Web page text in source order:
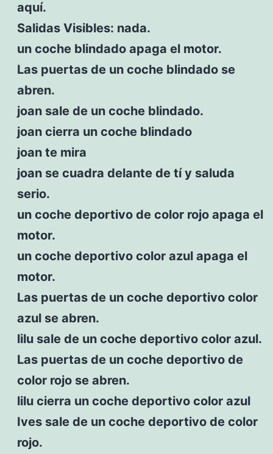
aquí.
Salidas Visibles: nada.
un coche blindado apaga el motor.
Las puertas de un coche blindado se
abren.
joan sale de un coche blindado.
joan cierra un coche blindado
joan te mira
joan se cuadra delante de tí y saluda
serio.
un coche deportivo de color rojo apaga el
motor.
un coche deportivo color azul apaga el
motor.
Las puertas de un coche deportivo color
azul se abren.
lilu sale de un coche deportivo color azul.
Las puertas de un coche deportivo de
color rojo se abren.
lilu cierra un coche deportivo color azul
Ives sale de un coche deportivo de color
rojo.